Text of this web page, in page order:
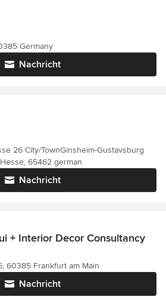
Nachricht
Germany
Nachricht
26 City/TownGinsheim-Gustavsburg
65462 german
+ Interior Decor Consultancy
Nachricht
60385 Frankfurt am Main